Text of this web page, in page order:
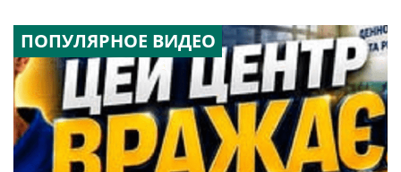
ПОПУЛЯРНОЕ ВИДЕО